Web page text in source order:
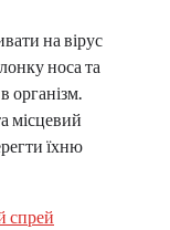
на вірус
носа та
організм.
місцевий
їхню
спрей